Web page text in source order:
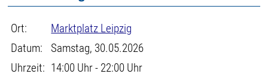
Ort:
Marktplatz Leipzig
Datum:
Samstag, 30.05.2026
Uhrzeit: 14:00 Uhr - 22:00 Uhr